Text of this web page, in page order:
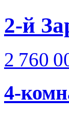
2-й
2 760
4-